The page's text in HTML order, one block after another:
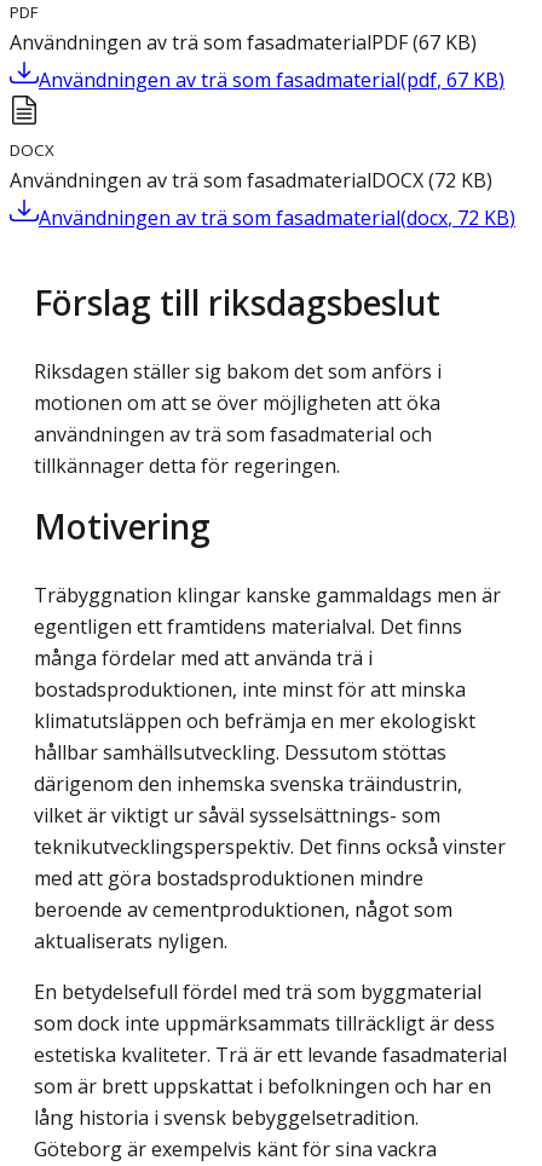
PDF
Användningen av trä som fasadmaterialPDF(67 KB)
Användningen av trä som fasadmaterial(pdf, 67 KB)
DOCX
Användningen av trä som fasadmaterialDOCX(72 KB)
Användningen av trä som fasadmaterial(docx, 72 KB)
Förslag till riksdagsbeslut
Riksdagen ställer sig bakom det som anförs i
motionen om att se över möjligheten att öka
användningen av trä som fasadmaterial och
tillkännager detta för regeringen.
Motivering
Träbyggnation klingar kanske gammaldags men är
egentligen ett framtidens materialval. Det finns
många fördelar med att använda trä i
bostadsproduktionen, inte minst för att minska
klimatutsläppen och befrämja en mer ekologiskt
hållbar samhällsutveckling. Dessutom stöttas
därigenom den inhemska svenska träindustrin,
vilket är viktigt ur såväl sysselsättnings- som
teknikutvecklingsperspektiv. Det finns också vinster
med att göra bostadsproduktionen mindre
beroende av cement­produktionen, något som
aktualiserats nyligen.
En betydelsefull fördel med trä som byggmaterial
som dock inte uppmärksammats tillräckligt är dess
estetiska kvaliteter. Trä är ett levande fasadmaterial
som är brett uppskattat i befolkningen och har en
lång historia i svensk bebyggelsetradition.
Göteborg är exempelvis känt för sina vackra